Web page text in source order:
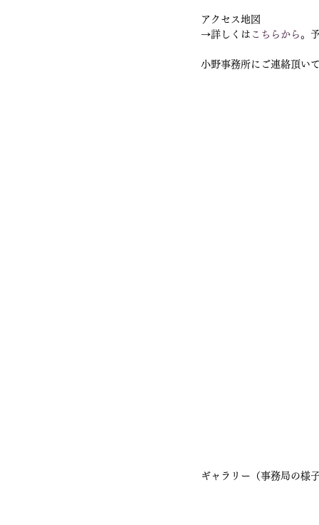
アクセス地図
→詳しくは こちらから 。
小野事務所にご連絡頂い
ギャラリー（事務局の様